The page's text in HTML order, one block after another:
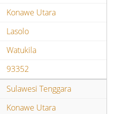
Konawe Utara
Lasolo
Watukila
93352
Sulawesi Tenggara
Konawe Utara